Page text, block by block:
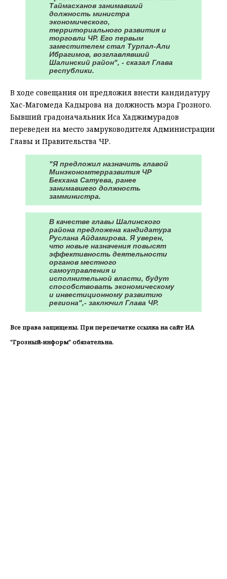
Таймасханов занимавший
должность министра
экономического,
территориального развития и
торговли ЧР. Его первым
заместителем стал Турпал-Али
Ибрагимов, возглавлявший
Шалинский район", - сказал Глава
республики.
В ходе совещания он предложил внести кандидатуру
Хас-Магомеда Кадырова на должность мэра Грозного.
Бывший градоначальник Иса Хаджимурадов
переведен на место замруководителя Администрации
Главы и Правительства ЧР.
"Я предложил назначить главой
Минэкономтерразвития ЧР
Бекхана Сатуева, ранее
занимавшего должность
замминистра.
В качестве главы Шалинского
района предложена кандидатура
Руслана Айдамирова. Я уверен,
что новые назначения повысят
эффективность деятельности
органов местного
самоуправления и
исполнительной власти, будут
способствовать экономическому
и инвестиционному развитию
региона",- заключил Глава ЧР.
Все права защищены. При перепечатке ссылка на сайт ИА
"Грозный-информ" обязательна.